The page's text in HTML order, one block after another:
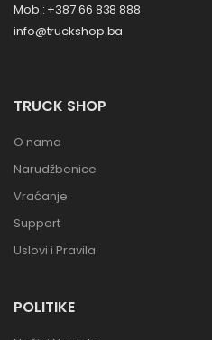
Mob.: +387 66 838 888
info@truckshop.ba
TRUCK SHOP
O nama
Narudžbenice
Vraćanje
Support
Uslovi i Pravila
POLITIKE